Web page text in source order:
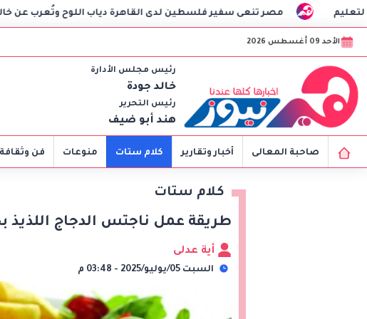
تنعى سفير فلسطين لدى القاهرة دياب اللوح وتُعرب عن خالص تعازيها للشعب
الأحد 09 أغسطس 2026
رئيس مجلس الأدارة
خالد جودة
رئيس التحرير
هند أبو ضيف
صاحبة المعالى أخبار وتقارير كلام ستات منوعات فن وثقافة
كلام ستات
طريقة عمل ناجتس الدجاج
أية عدلى
السبت 05/يوليو/2025 - 03:48 م